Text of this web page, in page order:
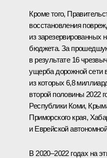
Кроме того,
восстановления
из зарезервированных
бюджета. За
в результате 16
ущерба дорожной сети
из которых 6,8
второй половины 2022
Республики Коми,
Приморского края,
и Еврейской
В 2020–2022 годах на